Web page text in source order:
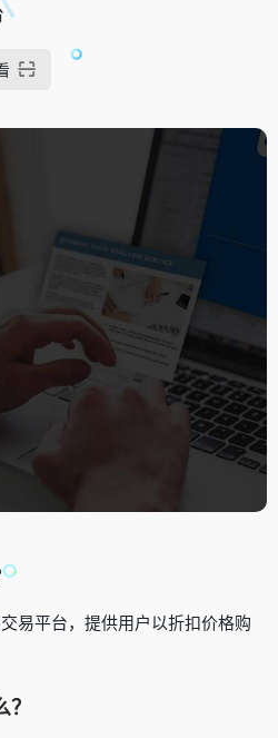
易平台，提供用户以折扣价格购